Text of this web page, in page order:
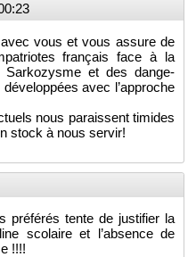
vous et vous as­sure de
fran­çais face à la
et des dan­ge­
avec l’ap­proche
nous pa­raissent ti­mides
stock à nous ser­vir!
pré­fé­rés tente de jus­ti­fier la
sco­laire et l’ab­sence de
!!!!